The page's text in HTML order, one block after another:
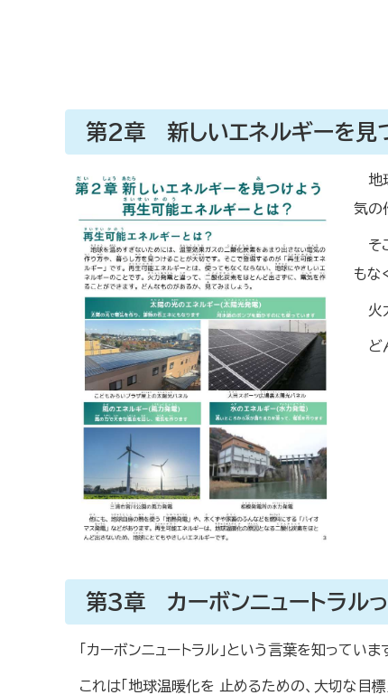
第2章 新しいエネルギーを見
地
気の
そ
もな
火
ど
第3章 カーボンニュートラル
「カーボンニュートラル」という言葉を知っていま
これは「地球温暖化を 止めるための、大切な目標